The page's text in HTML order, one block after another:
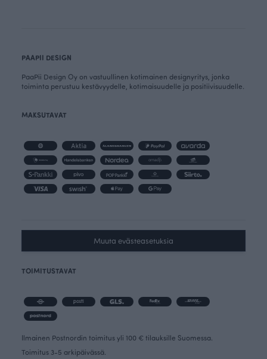
PAAPII DESIGN
PaaPii Design Oy on vastuullinen kotimainen designyritys, jonka
toiminta perustuu kestävyydelle, kotimaisuudelle ja positiivisuudelle.
MAKSUTAVAT
Muuta evästeasetuksia
TOIMITUSTAVAT
Ilmainen Postnordin toimitus yli 100 € tilauksille Suomessa.
Toimitus 3-5 arkipäivässä.